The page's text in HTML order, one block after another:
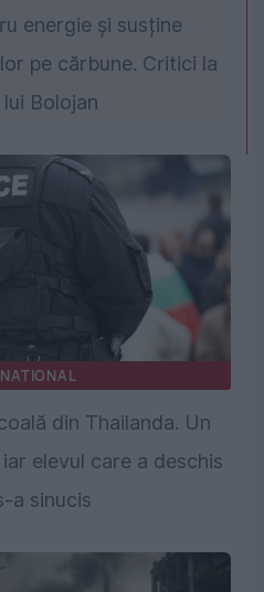
energie și susține
pe cărbune. Critici la
Bolojan
din Thailanda. Un
elevul care a deschis
a sinucis